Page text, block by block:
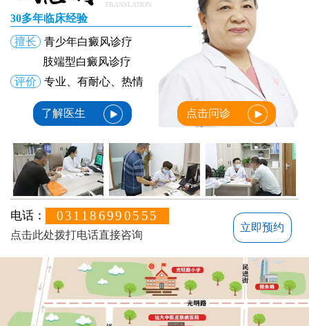
TRANSLATION
30多年临床经验
擅长
青少年白癜风诊疗
肢端型白癜风诊疗
评价
专业、有耐心、热情
了解医生 点击问诊
电话： 031186990555
点击此处拨打电话直接咨询
立即预约